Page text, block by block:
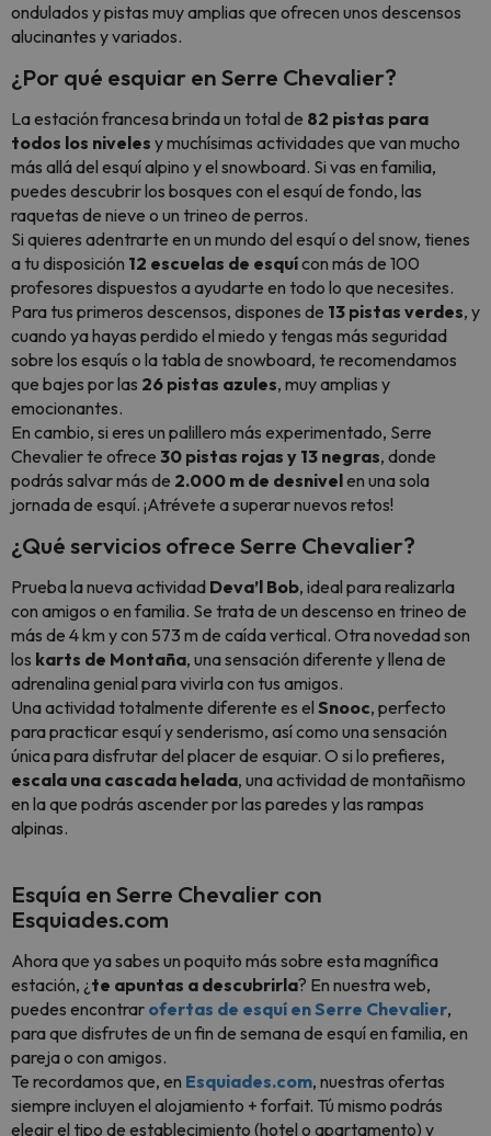
ondulados y pistas muy amplias que ofrecen unos descensos
alucinantes y variados.
¿Por qué esquiar en Serre Chevalier?
La estación francesa brinda un total de 82 pistas para
todos los niveles y muchísimas actividades que van mucho
más allá del esquí alpino y el snowboard. Si vas en familia,
puedes descubrir los bosques con el esquí de fondo, las
raquetas de nieve o un trineo de perros.
Si quieres adentrarte en un mundo del esquí o del snow, tienes
a tu disposición 12 escuelas de esquícon más de 100
profesores dispuestos a ayudarte en todo lo que necesites.
Para tus primeros descensos, dispones de 13 pistas verdes, y
cuando ya hayas perdido el miedo y tengas más seguridad
sobre los esquís o la tabla de snowboard, te recomendamos
que bajes por las 26 pistas azules, muy amplias y
emocionantes.
En cambio, si eres un palillero más experimentado, Serre
Chevalier te ofrece 30 pistas rojas y 13 negras, donde
podrás salvar más de 2.000 m de desnivelen una sola
jornada de esquí. ¡Atrévete a superar nuevos retos!
¿Qué servicios ofrece Serre Chevalier?
Prueba la nueva actividad Deva’l Bob, ideal para realizarla
con amigos o en familia. Se trata de un descenso en trineo de
más de 4 km y con 573 m de caída vertical. Otra novedad son
los karts de Montaña, una sensación diferente y llena de
adrenalina genial para vivirla con tus amigos.
Una actividad totalmente diferente es el Snooc, perfecto
para practicar esquí y senderismo, así como una sensación
única para disfrutar del placer de esquiar. O si lo prefieres,
escala una cascada helada, una actividad de montañismo
en la que podrás ascender por las paredes y las rampas
alpinas.
Esquía en Serre Chevalier con
Esquiades.com
Ahora que ya sabes un poquito más sobre esta magnífica
estación, ¿ te apuntas a descubrirla? En nuestra web,
puedes encontrar ofertas de esquí en Serre Chevalier,
para que disfrutes de un fin de semana de esquí en familia, en
pareja o con amigos.
Te recordamos que, en Esquiades.com, nuestras ofertas
siempre incluyen el alojamiento + forfait. Tú mismo podrás
elegir el tipo de establecimiento (hotel o apartamento) y